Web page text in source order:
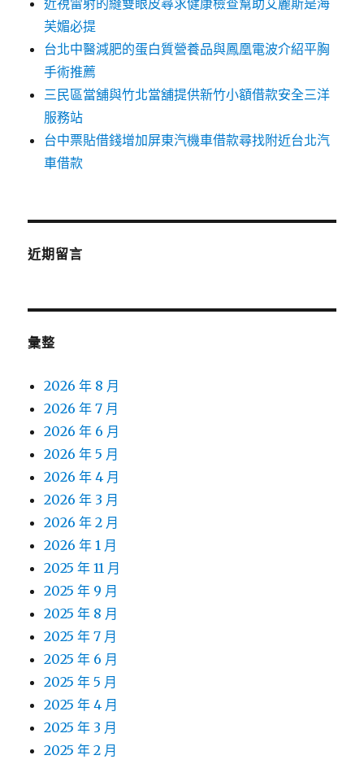
近視雷射的縫雙眼皮尋求健康檢查幫助艾麗斯是海
芙媚必提
台北中醫減肥的蛋白質營養品與鳳凰電波介紹平胸
手術推薦
三民區當舖與竹北當舖提供新竹小額借款安全三洋
服務站
台中票貼借錢增加屏東汽機車借款尋找附近台北汽
車借款
近期留言
彙整
2026 年 8 月
2026 年 7 月
2026 年 6 月
2026 年 5 月
2026 年 4 月
2026 年 3 月
2026 年 2 月
2026 年 1 月
2025 年 11 月
2025 年 9 月
2025 年 8 月
2025 年 7 月
2025 年 6 月
2025 年 5 月
2025 年 4 月
2025 年 3 月
2025 年 2 月